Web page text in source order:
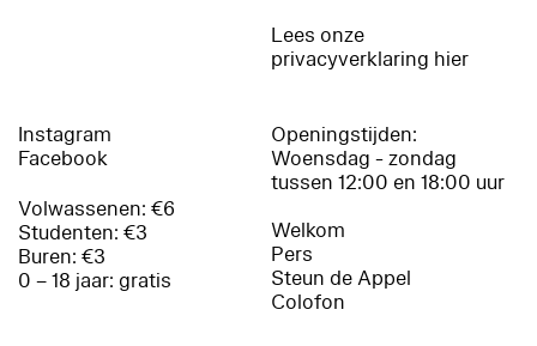
Lees onze
privacyverklaring hier
Instagram
Facebook
Volwassenen: €6
Studenten: €3
Buren: €3
0 – 18 jaar: gratis
Openingstijden:
Woensdag - zondag
tussen 12:00 en 18:00 uur
Welkom
Pers
Steun de Appel
Colofon